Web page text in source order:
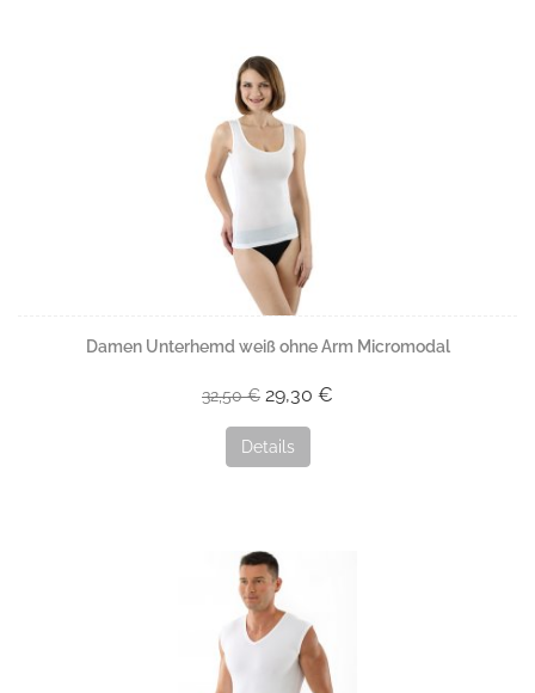
Damen Unterhemd weiß ohne Arm Micromodal
32,50 € 29,30 €
Details